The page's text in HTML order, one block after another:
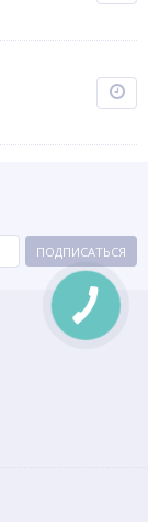
ПОДПИСАТЬСЯ